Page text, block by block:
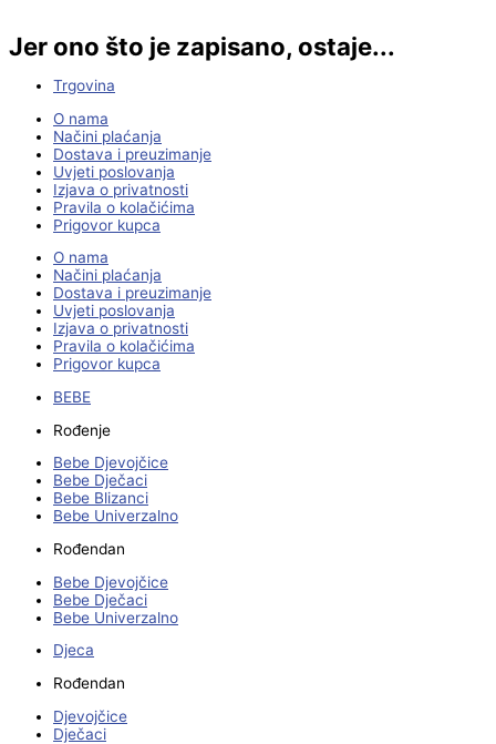
Jer ono što je zapisano, ostaje...
Trgovina
O nama
Načini plaćanja
Dostava i preuzimanje
Uvjeti poslovanja
Izjava o privatnosti
Pravila o kolačićima
Prigovor kupca
O nama
Načini plaćanja
Dostava i preuzimanje
Uvjeti poslovanja
Izjava o privatnosti
Pravila o kolačićima
Prigovor kupca
BEBE
Rođenje
Bebe Djevojčice
Bebe Dječaci
Bebe Blizanci
Bebe Univerzalno
Rođendan
Bebe Djevojčice
Bebe Dječaci
Bebe Univerzalno
Djeca
Rođendan
Djevojčice
Dječaci